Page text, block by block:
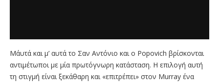
Μ΄αυτά και μ’ αυτά το Σαν Αντόνιο και ο Popovich βρίσκονται
αντιμέτωποι με μία πρωτόγνωρη κατάσταση. Η επιλογή αυτή
τη στιγμή είναι ξεκάθαρη και «επιτρέπει» στον Murray ένα